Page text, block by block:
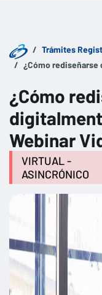
Trámites
¿Cómo
¿Cómo
Webinar
VIRTUAL -
ASINCRÓNICO